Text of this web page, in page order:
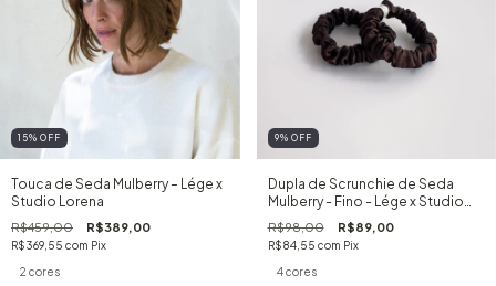
15% OFF
Touca de Seda Mulberry – Lége x
Studio Lorena
R$459,00 R$389,00
R$369,55 com Pix
2 cores
9% OFF
Dupla de Scrunchie de Seda
Mulberry - Fino - Lége x Studio
Lorena
R$98,00 R$89,00
R$84,55 com Pix
4 cores